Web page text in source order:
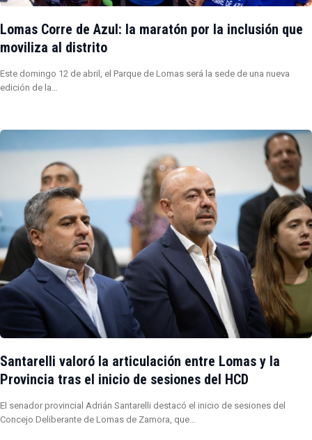
Lomas Corre de Azul: la maratón por la inclusión que
moviliza al distrito
Este domingo 12 de abril, el Parque de Lomas será la sede de una nueva
edición de la…
Santarelli valoró la articulación entre Lomas y la
Provincia tras el inicio de sesiones del HCD
El senador provincial Adrián Santarelli destacó el inicio de sesiones del
Concejo Deliberante de Lomas de Zamora, que…